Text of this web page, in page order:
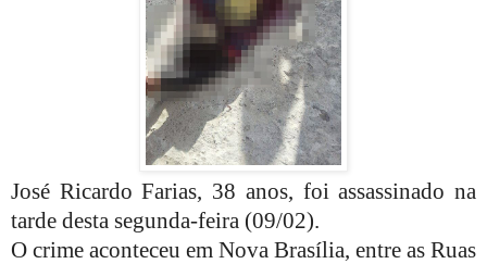
José Ricardo Farias, 38 anos, foi assassinado na
tarde desta segunda-feira (09/02).
O crime aconteceu em Nova Brasília, entre as Ruas